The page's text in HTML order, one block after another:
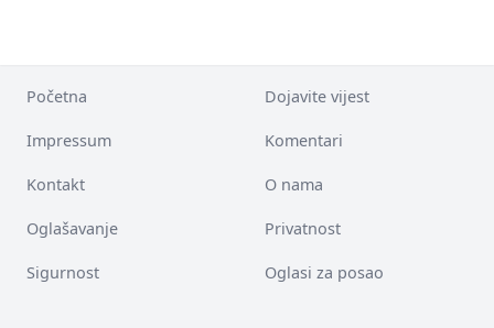
Početna Dojavite vijest
Impressum Komentari
Kontakt O nama
Oglašavanje Privatnost
Sigurnost Oglasi za posao